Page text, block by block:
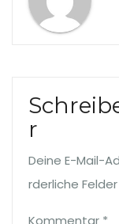
r
Deine E-Mail-
rderliche
Kommentar *